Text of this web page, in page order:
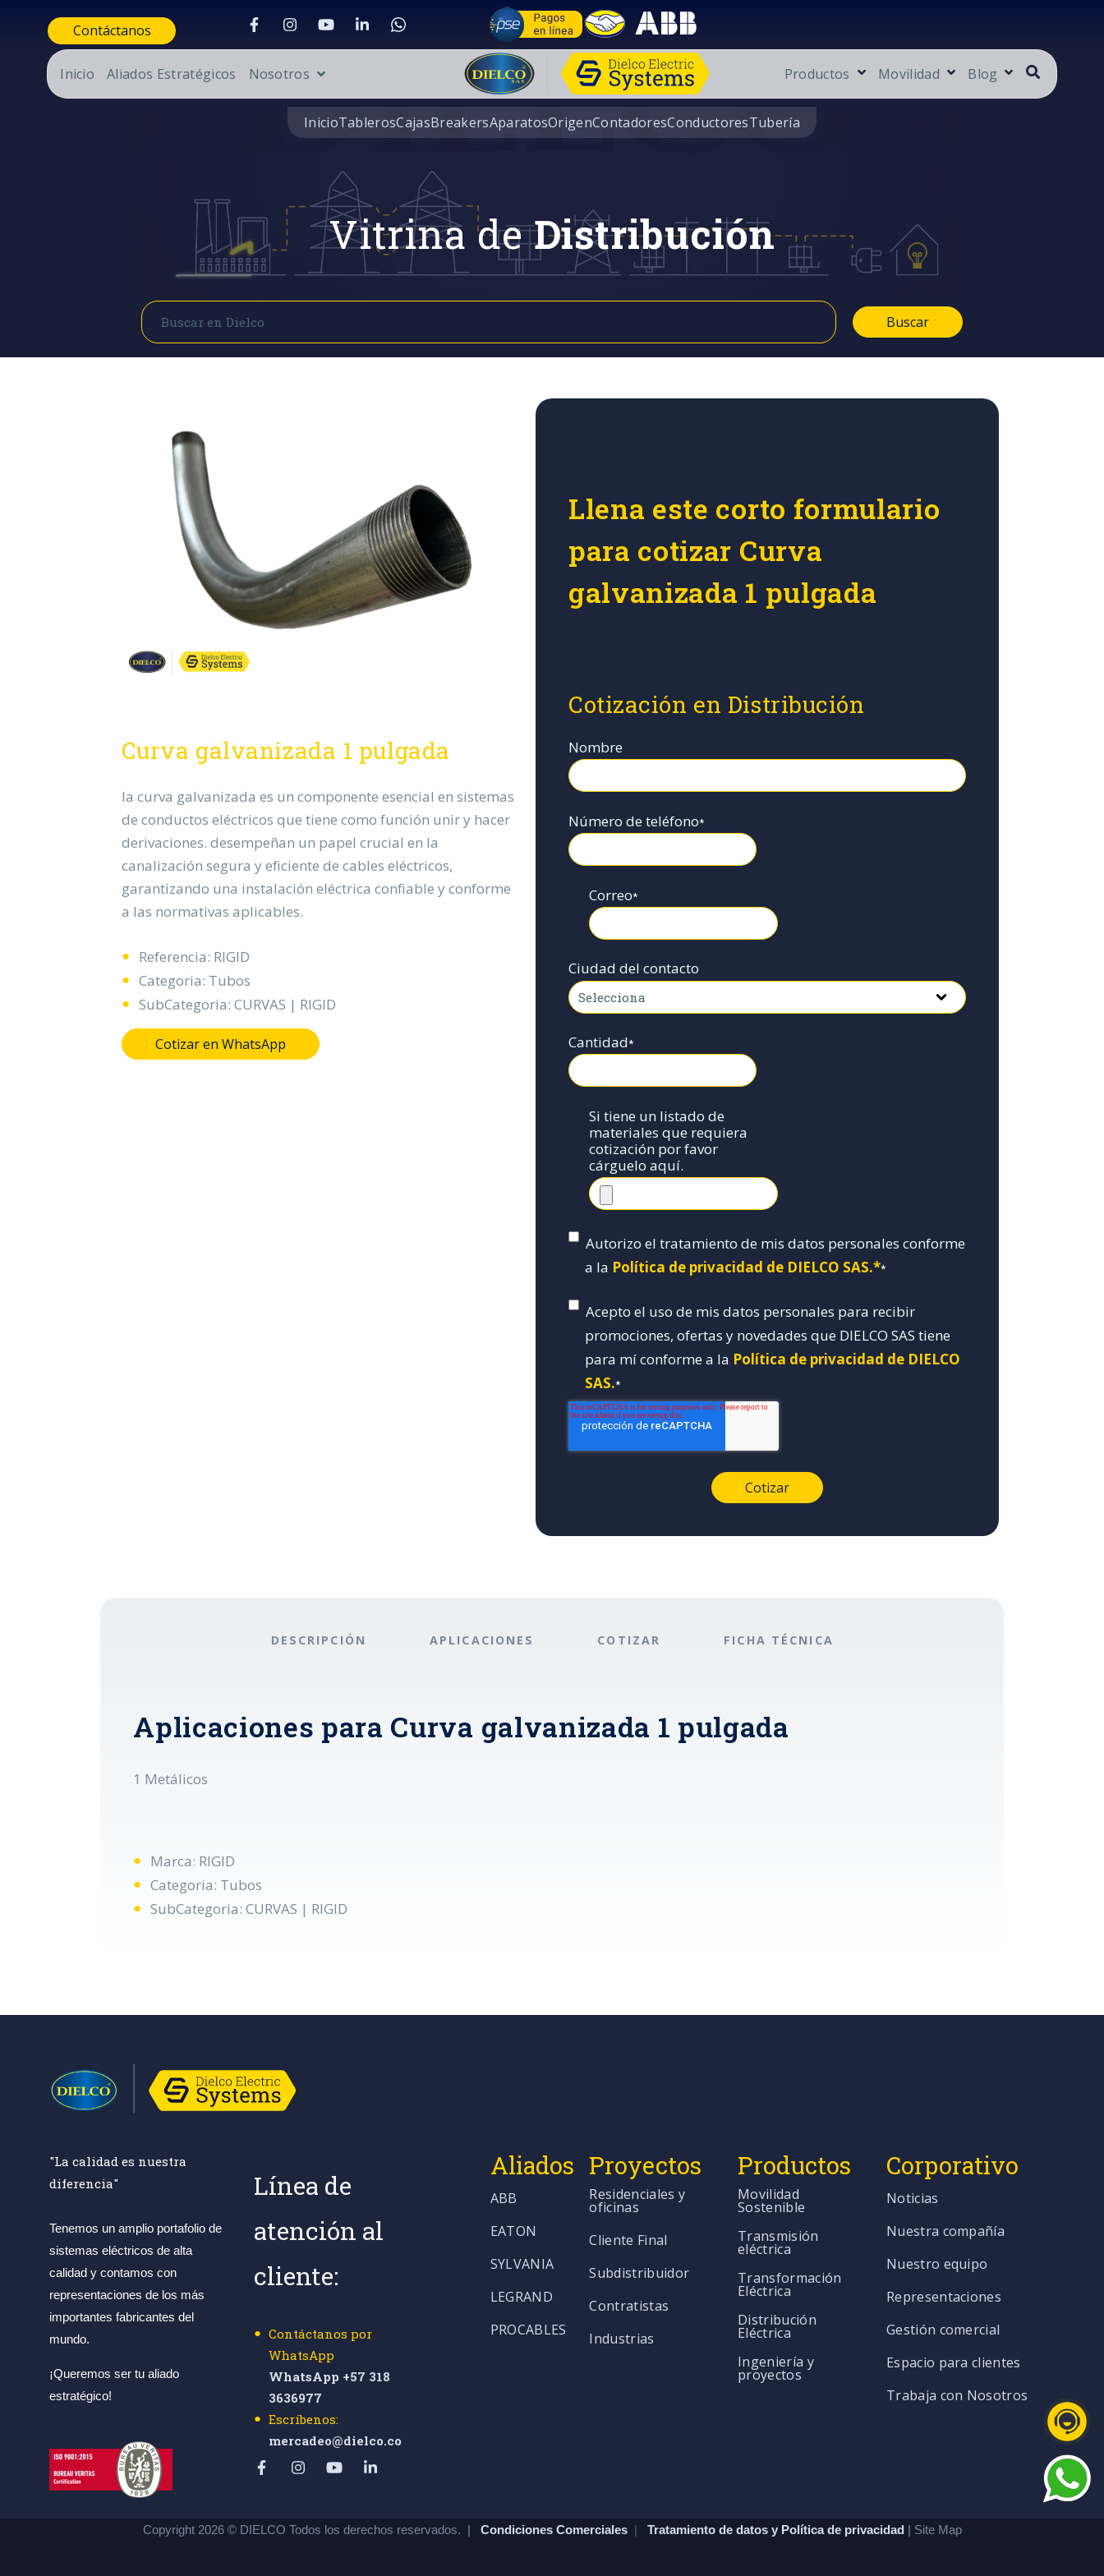
Contáctanos
Inicio Aliados Estratégicos Nosotros Productos Movilidad Blog
InicioTablerosCajasBreakersAparatosOrigenContadoresConductoresTubería
Vitrina deDistribución
Buscar
Buscar
Curva galvanizada 1 pulgada
la curva galvanizada es un componente esencial en sistemas
de conductos eléctricos que tiene como función unir y hacer
derivaciones. desempeñan un papel crucial en la
canalización segura y eficiente de cables eléctricos,
garantizando una instalación eléctrica confiable y conforme
a las normativas aplicables.
Referencia: RIGID
Categoria: Tubos
SubCategoria: CURVAS | RIGID
Cotizar en WhatsApp
Llena este corto formulario
para cotizar Curva
galvanizada 1 pulgada
Cotización en Distribución
Nombre
Número de teléfono*
Correo*
Ciudad del contacto
Cantidad*
Si tiene un listado de
materiales que requiera
cotización por favor
cárguelo aquí.
Autorizo el tratamiento de mis datos personales conforme
a la Política de privacidad de DIELCO SAS.**
Acepto el uso de mis datos personales para recibir
promociones, ofertas y novedades que DIELCO SAS tiene
para mí conforme a la Política de privacidad de DIELCO
SAS.*
DESCRIPCIÓN APLICACIONES COTIZAR FICHA TÉCNICA
Aplicaciones para Curva galvanizada 1 pulgada
1 Metálicos
Marca: RIGID
Categoria: Tubos
SubCategoria: CURVAS | RIGID
"La calidad es nuestra
diferencia"
Tenemos un amplio portafolio de
sistemas eléctricos de alta
calidad y contamos con
representaciones de los más
importantes fabricantes del
mundo.
¡Queremos ser tu aliado
estratégico!
Línea de
atención al
cliente:
Contáctanos por
WhatsApp
WhatsApp +57 318
3636977
Escríbenos:
mercadeo@dielco.co
Aliados
ABB
EATON
SYLVANIA
LEGRAND
PROCABLES
Proyectos
Residenciales y
oficinas
Cliente Final
Subdistribuidor
Contratistas
Industrias
Productos
Movilidad
Sostenible
Transmisión
eléctrica
Transformación
Eléctrica
Distribución
Eléctrica
Ingeniería y
proyectos
Corporativo
Noticias
Nuestra compañía
Nuestro equipo
Representaciones
Gestión comercial
Espacio para clientes
Trabaja con Nosotros
Copyright 2026 © DIELCO Todos los derechos reservados. | Condiciones Comerciales| Tratamiento de datos y Política de privacidad | Site Map